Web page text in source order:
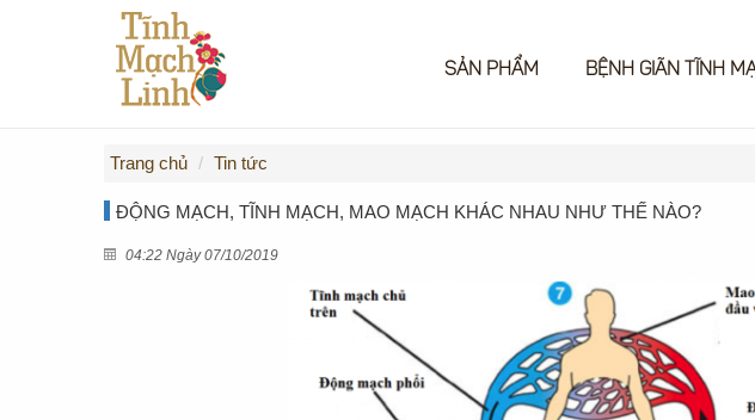
SẢN PHẨM BỆNH GIÃN TĨNH
Trang chủ Tin tức
ĐỘNG MẠCH, TĨNH MẠCH, MAO MẠCH KHÁC NHAU NHƯ THẾ NÀO?
04:22 Ngày 07/10/2019